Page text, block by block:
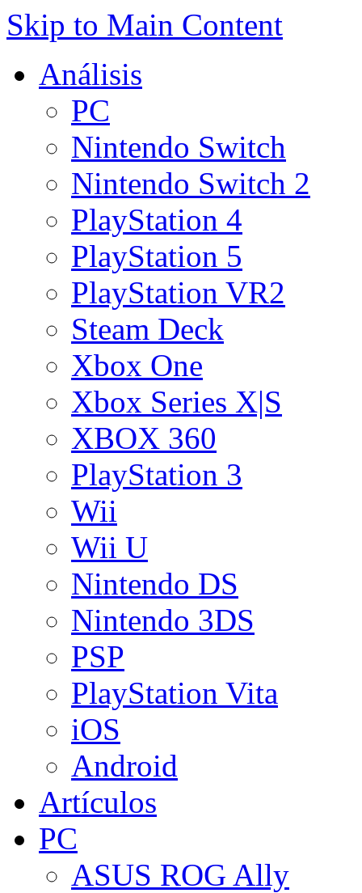
Skip to Main Content
Análisis
PC
Nintendo Switch
Nintendo Switch 2
PlayStation 4
PlayStation 5
PlayStation VR2
Steam Deck
Xbox One
Xbox Series X|S
XBOX 360
PlayStation 3
Wii
Wii U
Nintendo DS
Nintendo 3DS
PSP
PlayStation Vita
iOS
Android
Artículos
PC
ASUS ROG Ally